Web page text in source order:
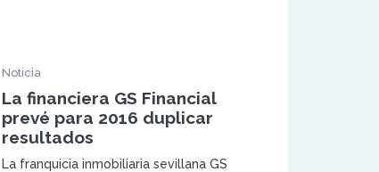
Noticia
La financiera GS Financial
prevé para 2016 duplicar
resultados
La franquicia inmobiliaria sevillana GS